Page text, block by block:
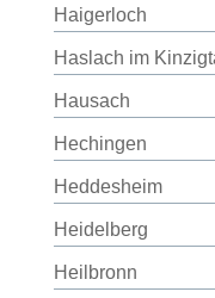
Haigerloch
Haslach im
Hausach
Hechingen
Heddesheim
Heidelberg
Heilbronn